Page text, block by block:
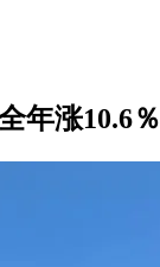
年涨10.6％